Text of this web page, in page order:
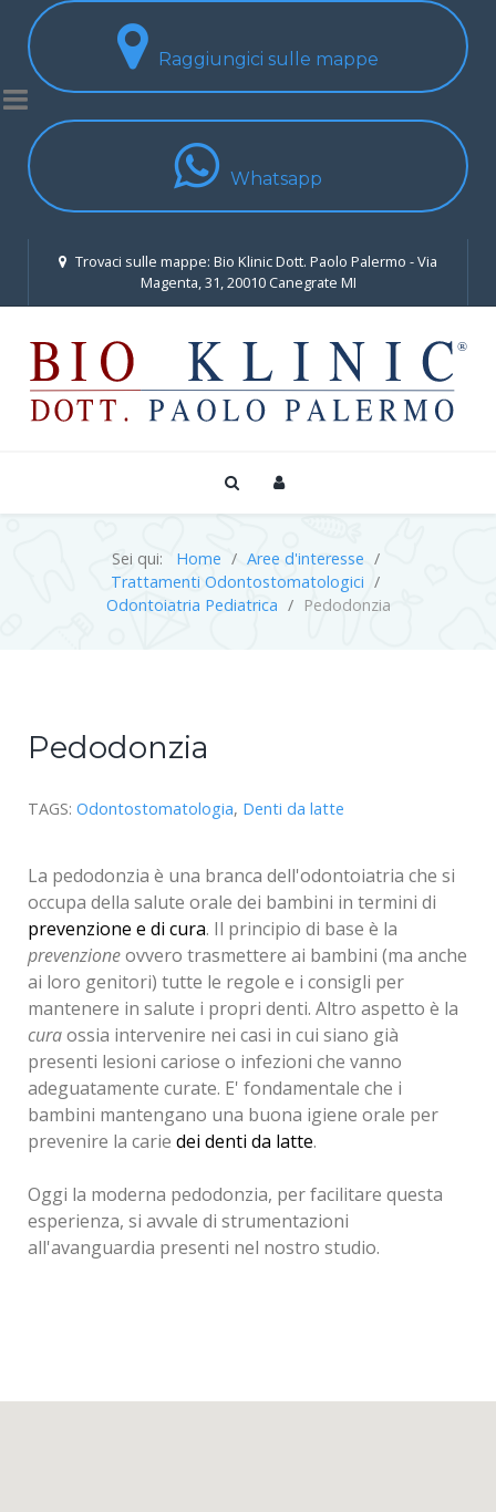
Raggiungici sulle mappe
Whatsapp
Trovaci sulle mappe: Bio Klinic Dott. Paolo Palermo - Via
Magenta, 31, 20010 Canegrate MI
Sei qui: Home
Aree d'interesse
Trattamenti Odontostomatologici
Odontoiatria Pediatrica
Pedodonzia
Pedodonzia
TAGS: Odontostomatologia, Denti da latte
La pedodonzia è una branca dell'odontoiatria che si
occupa della salute orale dei bambini in termini di
prevenzione e di cura. Il principio di base è la
prevenzioneovvero trasmettere ai bambini (ma anche
ai loro genitori) tutte le regole e i consigli per
mantenere in salute i propri denti. Altro aspetto è la
curaossia intervenire nei casi in cui siano già
presenti lesioni cariose o infezioni che vanno
adeguatamente curate. E' fondamentale che i
bambini mantengano una buona igiene orale per
prevenire la carie dei denti da latte.
Oggi la moderna pedodonzia, per facilitare questa
esperienza, si avvale di strumentazioni
all'avanguardia presenti nel nostro studio.